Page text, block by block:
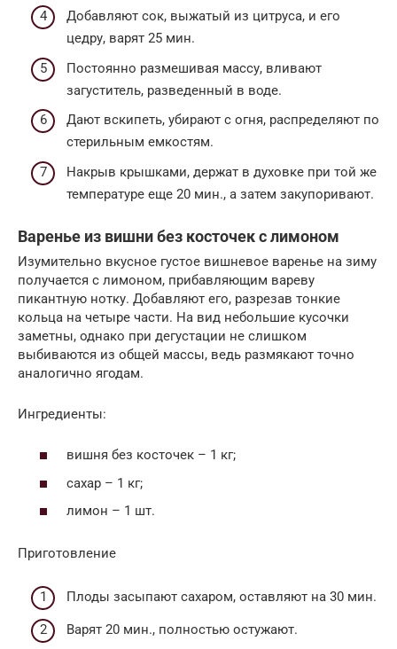
Добавляют сок, выжатый из цитруса, и его
цедру, варят 25 мин.
Постоянно размешивая массу, вливают
загуститель, разведенный в воде.
Дают вскипеть, убирают с огня, распределяют по
стерильным емкостям.
Накрыв крышками, держат в духовке при той же
температуре еще 20 мин., а затем закупоривают.
Варенье из вишни без косточек с лимоном
Изумительно вкусное густое вишневое варенье на зиму
получается с лимоном, прибавляющим вареву
пикантную нотку. Добавляют его, разрезав тонкие
кольца на четыре части. На вид небольшие кусочки
заметны, однако при дегустации не слишком
выбиваются из общей массы, ведь размякают точно
аналогично ягодам.
Ингредиенты:
вишня без косточек – 1 кг;
сахар – 1 кг;
лимон – 1 шт.
Приготовление
Плоды засыпают сахаром, оставляют на 30 мин.
Варят 20 мин., полностью остужают.